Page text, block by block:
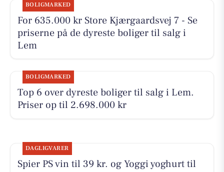
BOLIGMARKED
For 635.000 kr Store Kjærgaardsvej 7 - Se
priserne på de dyreste boliger til salg i
Lem
BOLIGMARKED
Top 6 over dyreste boliger til salg i Lem.
Priser op til 2.698.000 kr
DAGLIGVARER
Spier PS vin til 39 kr. og Yoggi yoghurt til